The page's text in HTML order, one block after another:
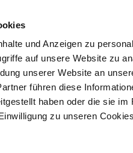
und Anzeigen zu
auf unsere Website zu
unserer Website an
führen diese
haben oder die sie
zu unseren
START ÜBER
/